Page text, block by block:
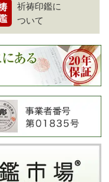
祈祷印鑑に
ついて